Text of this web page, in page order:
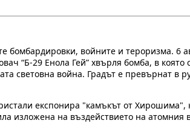
бомбардировки, войните и тероризма. 6
“Б-29 Енола Гей” хвърля бомба, в която
световна война. Градът е превърнат в
експонира "камъкът от Хирошима",
изложена на въздействието на атомния